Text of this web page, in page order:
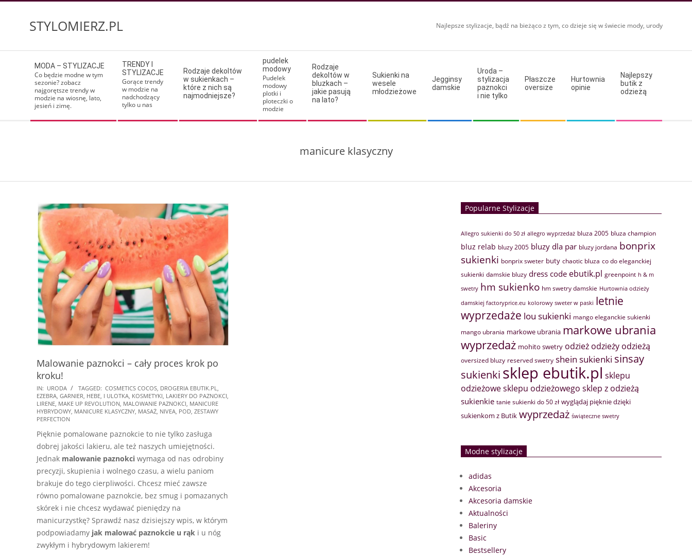
STYLOMIERZ.PL Najlepsze stylizacje, bądź na bieżąco z tym, co dzieje się w świecie mody, urody
Navigation
Menu
MODA – STYLIZACJE
Co będzie modne w tym
sezonie? zobacz
najgorętsze trendy w
modzie na wiosnę, lato,
jesień i zimę.
TRENDY I
STYLIZACJE
Gorące trendy
w modzie na
nadchodzący
tylko u nas
Rodzaje dekoltów
w sukienkach –
które z nich są
najmodniejsze?
pudelek
modowy
Pudelek
modowy
plotki i
ploteczki o
modzie
Rodzaje
dekoltów w
bluzkach –
jakie pasują
na lato?
Sukienki na
wesele
młodzieżowe
Jegginsy
damskie
Uroda –
stylizacja
paznokci
i nie tylko
Płaszcze
oversize
Hurtownia
opinie
Najlepszy
butik z
odzieżą
manicure klasyczny
Malowanie paznokci – cały proces krok po
kroku!
2024-
11-
17
IN: URODA TAGGED: COSMETICS COCOS, DROGERIA EBUTIK.PL,
EZEBRA, GARNIER, HEBE, I ULOTKA, KOSMETYKI, LAKIERY DO PAZNOKCI,
LIRENE, MAKE UP REVOLUTION, MALOWANIE PAZNOKCI, MANICURE
HYBRYDOWY, MANICURE KLASYCZNY, MASAŻ, NIVEA, POD, ZESTAWY
PERFECTION
Pięknie pomalowane paznokcie to nie tylko zasługa
dobrej jakości lakieru, ale też naszych umiejętności.
Jednak malowanie paznokci wymaga od nas odrobiny
precyzji, skupienia i wolnego czasu, a wielu paniom
brakuje do tego cierpliwości. Chcesz mieć zawsze
równo pomalowane paznokcie, bez smug i pomazanych
skórek i nie chcesz wydawać pieniędzy na
manicurzystkę? Sprawdź nasz dzisiejszy wpis, w którym
podpowiadamy jak malować paznokcie u rąk i u nóg
zwykłym i hybrydowym lakierem!
Popularne Stylizacje
Allegro sukienki do 50 zł allegro wyprzedaż bluza 2005 bluza champion
bluz relab bluzy 2005 bluzy dla par bluzy jordana bonprix
sukienki bonprix sweter buty chaotic bluza co do eleganckiej
sukienki damskie bluzy dress code ebutik.pl greenpoint h & m
swetry hm sukienko hm swetry damskie Hurtownia odzieży
damskiej factoryprice.eu kolorowy sweter w paski letnie
wyprzedaże lou sukienki mango eleganckie sukienki
mango ubrania markowe ubrania markowe ubrania
wyprzedaż mohito swetry odzież odzieży odzieżą
oversized bluzy reserved swetry shein sukienki sinsay
sukienki sklep ebutik.pl sklepu
odzieżowesklepu odzieżowego sklep z odzieżą
sukienkie tanie sukienki do 50 zł wyglądaj pięknie dzięki
sukienkom z Butik wyprzedaż świąteczne swetry
Modne stylizacje
adidas
Akcesoria
Akcesoria damskie
Aktualności
Baleriny
Basic
Bestsellery